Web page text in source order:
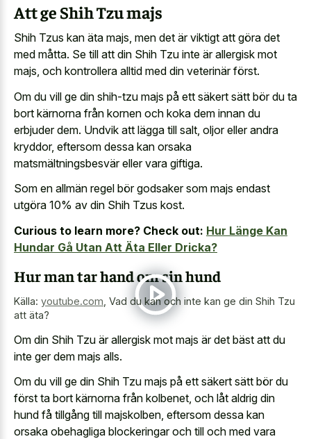
Att ge Shih Tzu majs
Shih Tzus kan äta majs, men det är viktigt att göra det
med måtta. Se till att din Shih Tzu inte är allergisk mot
majs, och kontrollera alltid med din veterinär först.
Om du vill ge din shih-tzu majs på ett säkert sätt bör du ta
bort kärnorna från kornen och koka dem innan du
erbjuder dem. Undvik att lägga till salt, oljor eller andra
kryddor, eftersom dessa kan orsaka
matsmältningsbesvär eller vara giftiga.
Som en allmän regel bör godsaker som majs endast
utgöra 10% av din Shih Tzus kost.
Curious to learn more? Check out: Hur Länge Kan
Hundar Gå Utan Att Äta Eller Dricka?
Hur man tar hand om sin hund
Källa: youtube.com Vad du kan och inte kan ge din Shih Tzu
att äta?
Om din Shih Tzu är allergisk mot majs är det bäst att du
inte ger dem majs alls.
Om du vill ge din Shih Tzu majs på ett säkert sätt bör du
först ta bort kärnorna från kolbenet, och låt aldrig din
hund få tillgång till majskolben, eftersom dessa kan
orsaka obehagliga blockeringar och till och med vara